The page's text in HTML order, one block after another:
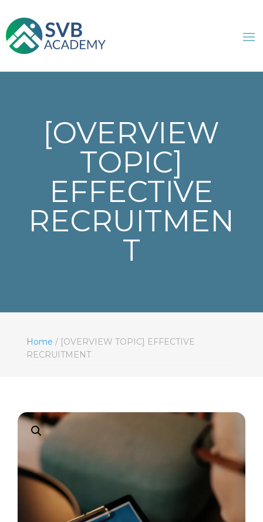
[OVERVIEW
TOPIC]
EFFECTIVE
RECRUITMEN
T
Home / [OVERVIEW TOPIC] EFFECTIVE
RECRUITMENT